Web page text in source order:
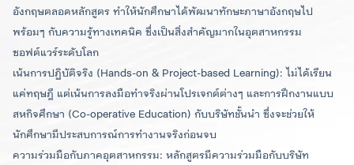
อังกฤษตลอดหลักสูตร ทำให้นักศึกษาได้พัฒนาทักษะภาษาอังกฤษไป
พร้อมๆ กับความรู้ทางเทคนิค ซึ่งเป็นสิ่งสำคัญมากในอุตสาหกรรม
ซอฟต์แวร์ระดับโลก
เน้นการปฏิบัติจริง (Hands-on & Project-based Learning): ไม่ได้เรียน
แค่ทฤษฎี แต่เน้นการลงมือทำจริงผ่านโปรเจกต์ต่างๆ และการฝึกงานแบบ
สหกิจศึกษา (Co-operative Education) กับบริษัทชั้นนำ ซึ่งจะช่วยให้
นักศึกษามีประสบการณ์การทำงานจริงก่อนจบ
ความร่วมมือกับภาคอุตสาหกรรม: หลักสูตรมีความร่วมมือกับบริษัท
รายละเอียดการศึกษา
ระบบทวิภาค:
โดย 1 ปีการศึกษาแบ่งออกเป็น 2 ภาคการศึกษาปกติ
1 ภาคการศึกษาปกติมีระยะเวลาศึกษาไม่น้อยกว่า 15
สัปดาห์
แบบชั้นเรียน
ผู้ช่วยศาสตราจารย์
ดร.ปริญญา สุวรรณศรี
คำ
เลขานุการสาขาวิชาการ
ปริญญาตรี
ผู้ช่วยศาสตราจารย์
ดร.ชาติชาย ดวงสอาด
ประธานสาขาวิชาวิศวกรรม
ซอฟต์แวร์ ระดับปริญญาโท
รอบที่ 2: Quota